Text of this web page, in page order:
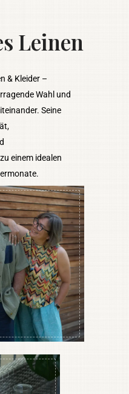
Leinen
& Kleider –
Wahl und
Seine
einem idealen